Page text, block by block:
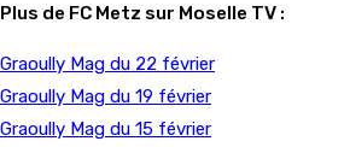
Plus de FC Metz sur Moselle TV :
Graoully Mag du 22 février
Graoully Mag du 19 février
Graoully Mag du 15 février